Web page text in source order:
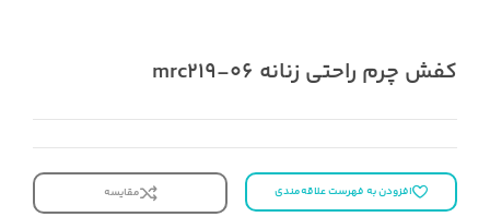
کفش چرم راحتی زنانه mrc219-06
افزودن به فهرست علاقه‌مندی مقایسه